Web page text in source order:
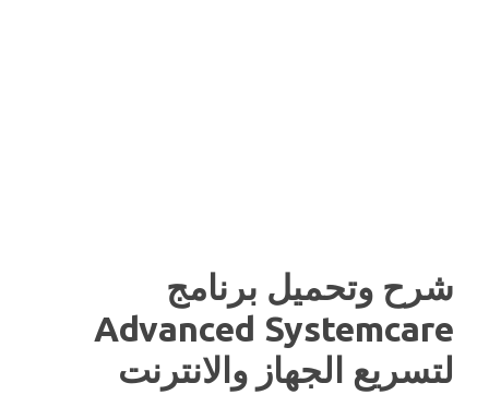
شرح وتحميل برنامج
Advanced Systemcare
لتسريع الجهاز والانترنت